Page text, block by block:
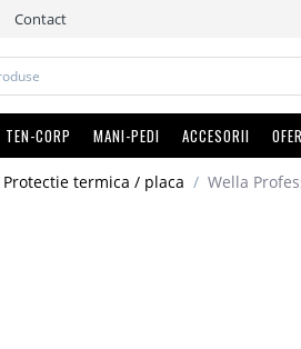
Contact
TEN-CORP MANI-PEDI ACCESORII
Protectie termica / placa / Wella